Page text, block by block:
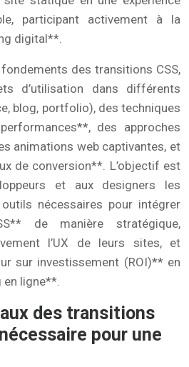
participant activement à la
digital**.
des transitions CSS,
d’utilisation dans différents
blog, portfolio), des techniques
des approches
animations web captivantes, et
de conversion**. L’objectif est
et aux designers les
nécessaires pour intégrer
de manière stratégique,
l’UX de leurs sites, et
sur investissement (ROI)** en
ligne**.
des transitions
pour une